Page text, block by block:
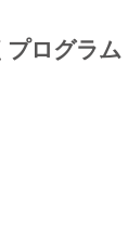
プログラム